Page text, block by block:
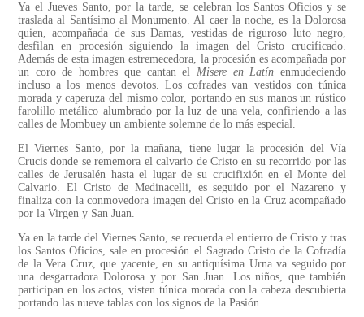
Ya el Jueves Santo, por la tarde, se celebran los Santos Oficios y se
traslada al Santísimo al Monumento. Al caer la noche, es la Dolorosa
quien, acompañada de sus Damas, vestidas de riguroso luto negro,
desfilan en procesión siguiendo la imagen del Cristo crucificado.
Además de esta imagen estremecedora, la procesión es acompañada por
un coro de hombres que cantan el Misere en Latín enmudeciendo
incluso a los menos devotos. Los cofrades van vestidos con túnica
morada y caperuza del mismo color, portando en sus manos un rústico
farolillo metálico alumbrado por la luz de una vela, confiriendo a las
calles de Mombuey un ambiente solemne de lo más especial.
El Viernes Santo, por la mañana, tiene lugar la procesión del Vía
Crucis donde se rememora el calvario de Cristo en su recorrido por las
calles de Jerusalén hasta el lugar de su crucifixión en el Monte del
Calvario. El Cristo de Medinacelli, es seguido por el Nazareno y
finaliza con la conmovedora imagen del Cristo en la Cruz acompañado
por la Virgen y San Juan.
Ya en la tarde del Viernes Santo, se recuerda el entierro de Cristo y tras
los Santos Oficios, sale en procesión el Sagrado Cristo de la Cofradía
de la Vera Cruz, que yacente, en su antiquísima Urna va seguido por
una desgarradora Dolorosa y por San Juan. Los niños, que también
participan en los actos, visten túnica morada con la cabeza descubierta
portando las nueve tablas con los signos de la Pasión.